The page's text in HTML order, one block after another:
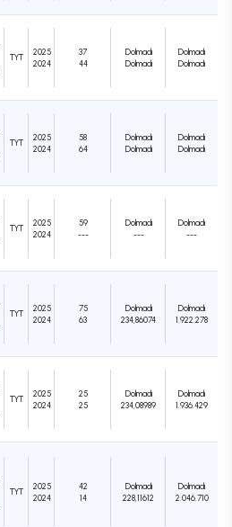
TYT
2025
2024
37
44
Dolmadı
Dolmadı
Dolmadı
Dolmadı
TYT
2025
2024
58
64
Dolmadı
Dolmadı
Dolmadı
Dolmadı
TYT
2025
2024
59
---
Dolmadı
---
Dolmadı
---
TYT
2025
2024
75
63
Dolmadı
234,86074
Dolmadı
1.922.278
TYT
2025
2024
25
25
Dolmadı
234,08989
Dolmadı
1.936.429
TYT
2025
2024
42
14
Dolmadı
228,11612
Dolmadı
2.046.710